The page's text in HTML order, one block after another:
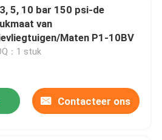
5, 10 bar 150 psi-de
van
Maten P1-10BV
：1 stuk
Contacteer ons